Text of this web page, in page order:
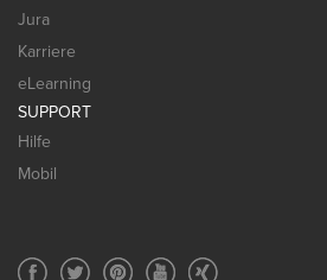
Jura
Karriere
eLearning
SUPPORT
Hilfe
Mobil